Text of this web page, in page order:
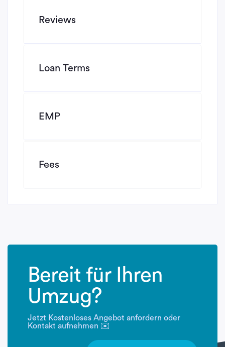
Reviews
Loan Terms
EMP
Fees
Bereit für Ihren
Umzug?
Jetzt Kostenloses Angebot anfordern oder
Kontakt aufnehmen ✉️